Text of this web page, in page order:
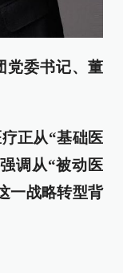
党委书记、董
正从“基础医
调从“被动医
一战略转型背